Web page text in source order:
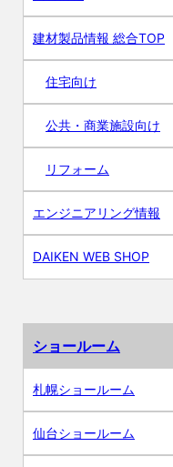
建材製品情報 総合TOP
住宅向け
公共・商業施設向け
リフォーム
エンジニアリング情報
DAIKEN WEB SHOP
ショールーム
札幌ショールーム
仙台ショールーム